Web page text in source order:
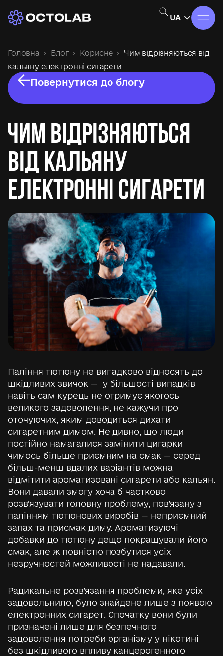
UA
Повернутися до блогу
Головна Блог Корисне
Чим відрізняються від
кальяну електронні сигарети
Чим відрізняються
від кальяну
електронні сигарети
Паління тютюну не випадково відносять до
шкідливих звичок — у більшості випадків
навіть сам курець не отримує якогось
великого задоволення, не кажучи про
оточуючих, яким доводиться дихати
сигаретним димом. Не дивно, що люди
постійно намагалися замінити цигарки
чимось більше приємним на смак — серед
більш-менш вдалих варіантів можна
відмітити ароматизовані сигарети або кальян.
Вони давали змогу хоча б частково
розв’язувати головну проблему, пов’язану з
палінням тютюнових виробів — неприємний
запах та присмак диму. Ароматизуючі
добавки до тютюну дещо покращували його
смак, але ж повністю позбутися усіх
незручностей можливості не надавали.
Радикальне розв’язання проблеми, яке усіх
задовольнило, було знайдене лише з появою
електронних сигарет. Спочатку вони були
призначені лише для безпечного
задоволення потреби організму у нікотині
без шкідливого впливу канцерогенного